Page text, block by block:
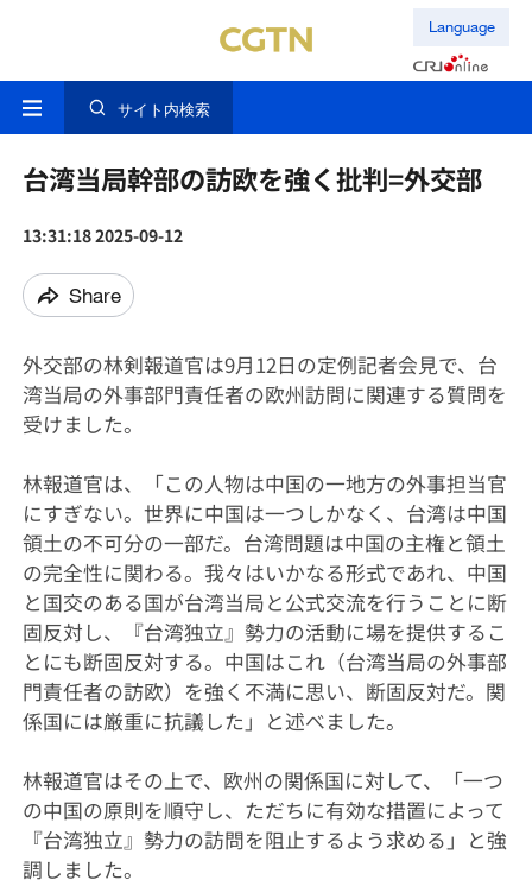
Language
サイト内検索
台湾当局幹部の訪欧を強く批判=外交部
13:31:18 2025-09-12
Share
外交部の林剣報道官は9月12日の定例記者会見で、台
湾当局の外事部門責任者の欧州訪問に関連する質問を
受けました。
林報道官は、「この人物は中国の一地方の外事担当官
にすぎない。世界に中国は一つしかなく、台湾は中国
領土の不可分の一部だ。台湾問題は中国の主権と領土
の完全性に関わる。我々はいかなる形式であれ、中国
と国交のある国が台湾当局と公式交流を行うことに断
固反対し、『台湾独立』勢力の活動に場を提供するこ
とにも断固反対する。中国はこれ（台湾当局の外事部
門責任者の訪欧）を強く不満に思い、断固反対だ。関
係国には厳重に抗議した」と述べました。
林報道官はその上で、欧州の関係国に対して、「一つ
の中国の原則を順守し、ただちに有効な措置によって
『台湾独立』勢力の訪問を阻止するよう求める」と強
調しました。